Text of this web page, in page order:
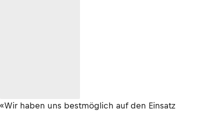
«Wir haben uns bestmöglich auf den Einsatz